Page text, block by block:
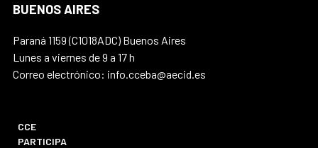
BUENOS AIRES
Paraná 1159 (C1018ADC) Buenos Aires
Lunes a viernes de 9 a 17 h
Correo electrónico: info.cceba@aecid.es
CCE
PARTICIPA